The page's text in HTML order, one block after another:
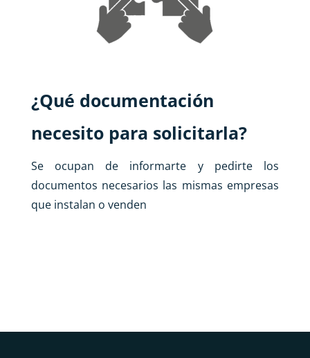
¿Qué documentación
necesito para solicitarla?
Se ocupan de informarte y pedirte los
documentos necesarios las mismas empresas
que instalan o venden